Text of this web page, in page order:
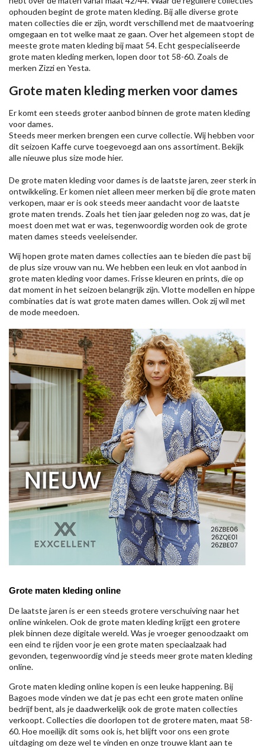
ophouden begint de grote maten kleding. Bij alle diverse grote
maten collecties die er zijn, wordt verschillend met de maatvoering
omgegaan en tot welke maat ze gaan. Over het algemeen stopt de
meeste grote maten kleding bij maat 54. Echt gespecialiseerde
grote maten kleding merken, lopen door tot 58-60. Zoals de
merken Zizzien Yesta.
Grote maten kleding merken voor dames
Er komt een steeds groter aanbod binnen de grote maten kleding
voor dames.
Steeds meer merken brengen een curve collectie. Wij hebben voor
dit seizoen Kaffecurve toegevoegd aan ons assortiment. Bekijk
alle nieuweplus size modehier.
De grote maten kleding voor dames is de laatste jaren, zeer sterk in
ontwikkeling. Er komen niet alleen meer merken bij die grote maten
verkopen, maar er is ook steeds meer aandacht voor de laatste
grote maten trends. Zoals het tien jaar geleden nog zo was, dat je
moest doen met wat er was, tegenwoordig worden ook de grote
maten dames steeds veeleisender.
Wij hopen grote maten dames collecties aan te bieden die past bij
de plus size vrouw van nu. We hebben een leuk en vlot aanbod in
grote maten kleding voor dames. Frisse kleuren en prints, die op
dat moment in het seizoen belangrijk zijn. Vlotte modellen en hippe
combinaties dat is wat grote maten dames willen. Ook zij wil met
de mode meedoen.
Grote maten kleding online
De laatste jaren is er een steeds grotere verschuiving naar het
online winkelen. Ook de grote maten kleding krijgt een grotere
plek binnen deze digitale wereld. Was je vroeger genoodzaakt om
een eind te rijden voor je een grote maten speciaalzaak had
gevonden, tegenwoordig vind je steeds meer grote maten kleding
online.
Grote maten kleding online kopen is een leuke happening. Bij
Bagoes mode vinden we dat je pas echt een grote maten online
bedrijf bent, als je daadwerkelijk ook de grote maten collecties
verkoopt. Collecties die doorlopen tot de grotere maten, maat 58-
60. Hoe moeilijk dit soms ook is, het blijft voor ons een grote
uitdaging om deze wel te vinden en onze trouwe klant aan te